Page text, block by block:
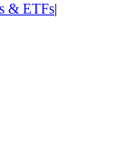
& ETFs|